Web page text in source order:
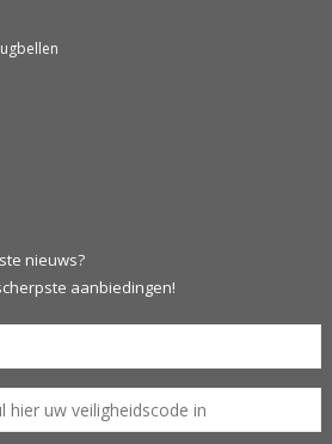
nieuws?
aanbiedingen!